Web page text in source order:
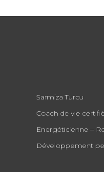
Sarmiza Turcu
Coach de vie
Energéticienne –
Développement